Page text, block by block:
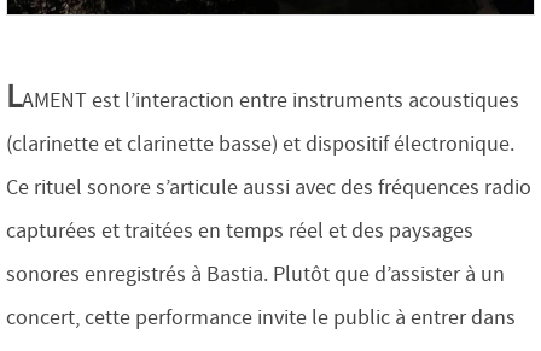
LAMENT est l’interaction entre instruments acoustiques
(clarinette et clarinette basse) et dispositif électronique.
Ce rituel sonore s’articule aussi avec des fréquences radio
capturées et traitées en temps réel et des paysages
sonores enregistrés à Bastia. Plutôt que d’assister à un
concert, cette performance invite le public à entrer dans